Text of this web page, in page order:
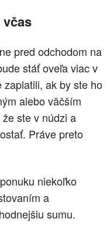
pred odchodom na
stáť oveľa viac v
ak by ste ho
alebo väčším
ste v núdzi a
Práve preto
niekoľko
a
sumu.